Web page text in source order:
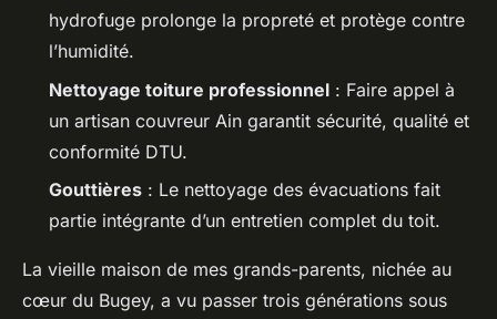
hydrofuge prolonge la propreté et protège contre
l’humidité.
Nettoyage toiture professionnel : Faire appel à
un artisan couvreur Ain garantit sécurité, qualité et
conformité DTU.
Gouttières : Le nettoyage des évacuations fait
partie intégrante d’un entretien complet du toit.
La vieille maison de mes grands-parents, nichée au
cœur du Bugey, a vu passer trois générations sous